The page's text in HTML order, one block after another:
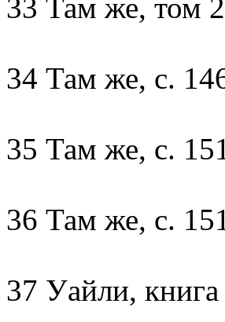
33 Там же, том
34 Там же, с.
35 Там же, с.
36 Там же, с.
37 Уайли, книга